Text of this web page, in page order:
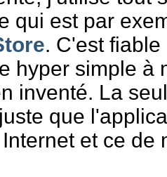
qui est par
. C'est
hyper simple
inventé. La
que
et ce de